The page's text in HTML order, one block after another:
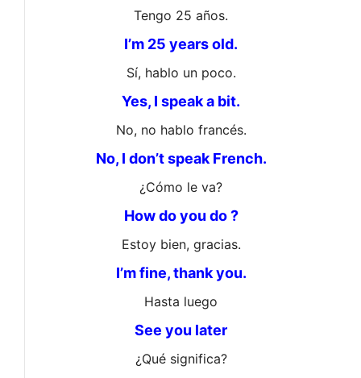
Tengo 25 años.
I’m 25 years old.
Sí, hablo un poco.
Yes, I speak a bit.
No, no hablo francés.
No, I don’t speak French.
¿Cómo le va?
How do you do ?
Estoy bien, gracias.
I’m fine, thank you.
Hasta luego
See you later
¿Qué significa?